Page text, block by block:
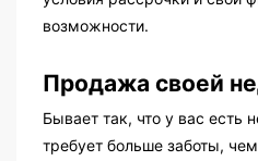
возможности.
Продажа своей
Бывает так, что у вас есть
требует больше заботы,